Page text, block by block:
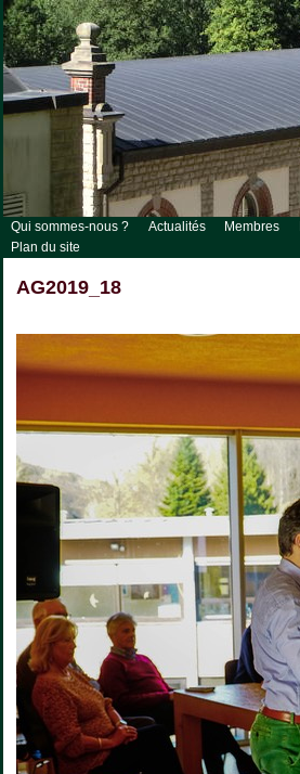
Qui sommes-nous ? Actualités Membres
Plan du site
AG2019_18